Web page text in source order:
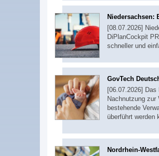
Niedersachsen:
[08.07.2026]
DiPlanCockpit
schneller und
GovTech
[06.07.2026]
Nachnutzung
bestehende
überführt werden
Nordrhein-